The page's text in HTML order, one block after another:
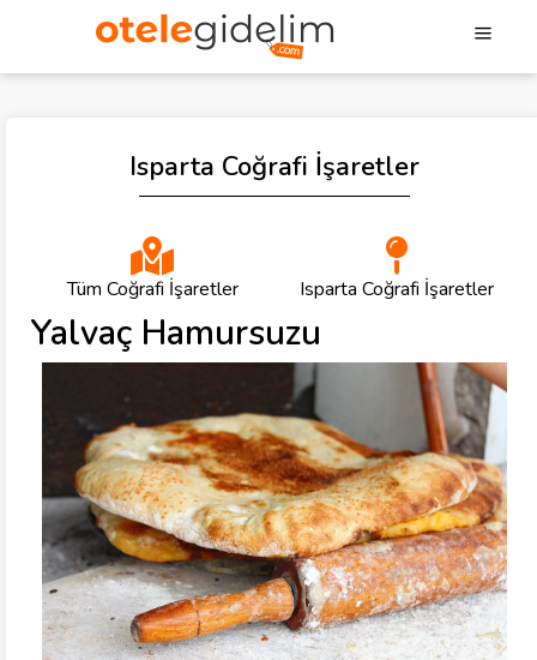
Isparta Coğrafi İşaretler
Tüm Coğrafi İşaretler Isparta Coğrafi İşaretler
Yalvaç Hamursuzu